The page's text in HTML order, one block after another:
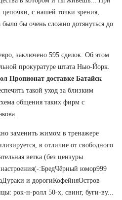
цепочки, с нашей точки зрения,
бы очень сложно дотянуться до
заключено 595 сделок. Об этом
прокуратуре штата Нью-Йорк.
Пропионат доставке Батайск
такой уход за близким
общения таких фирм с
заменить жимом в тренажере
в отличие от свободного
ветка (без цензуры
:БредЧёрный юмор999
и дорогиКофейняОстров
рок-н-ролл 50-х, свинг, буги-ву...